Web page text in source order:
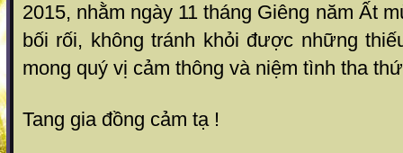
2015, nhằm ngày 11 tháng Giêng năm Ất
bối rối, không tránh khỏi được những
mong quý vị cảm thông và niệm tình tha thứ
Tang gia đồng cảm tạ !